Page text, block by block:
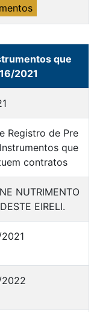
que
2021
Registro de Pre
que
contratos
NUTRIMENTO
EIRELI.